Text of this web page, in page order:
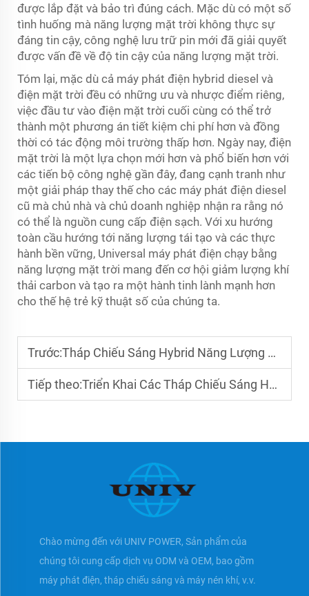
được lắp đặt và bảo trì đúng cách. Mặc dù có một số
tình huống mà năng lượng mặt trời không thực sự
đáng tin cậy, công nghệ lưu trữ pin mới đã giải quyết
được vấn đề về độ tin cậy của năng lượng mặt trời.
Tóm lại, mặc dù cả máy phát điện hybrid diesel và
điện mặt trời đều có những ưu và nhược điểm riêng,
việc đầu tư vào điện mặt trời cuối cùng có thể trở
thành một phương án tiết kiệm chi phí hơn và đồng
thời có tác động môi trường thấp hơn. Ngày nay, điện
mặt trời là một lựa chọn mới hơn và phổ biến hơn với
các tiến bộ công nghệ gần đây, đang cạnh tranh như
một giải pháp thay thế cho các máy phát điện diesel
cũ mà chủ nhà và chủ doanh nghiệp nhận ra rằng nó
có thể là nguồn cung cấp điện sạch. Với xu hướng
toàn cầu hướng tới năng lượng tái tạo và các thực
hành bền vững, Universal máy phát điện chạy bằng
năng lượng mặt trời mang đến cơ hội giảm lượng khí
thải carbon và tạo ra một hành tinh lành mạnh hơn
cho thế hệ trẻ kỹ thuật số của chúng ta.
Trước:Tháp Chiếu Sáng Hybrid Năng Lượng Mặt Trời: Tương Lai Của Nguồn Điện
Tiếp theo:Triển Khai Các Tháp Chiếu Sáng Hybrid Năng Lượng Mặt Trời: Một Hướng Dẫn
Chào mừng đến với UNIV POWER, Sản phẩm của
chúng tôi cung cấp dịch vụ ODM và OEM, bao gồm
máy phát điện, tháp chiếu sáng và máy nén khí, v.v.